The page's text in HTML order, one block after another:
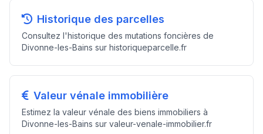
Historique des parcelles
Consultez l'historique des mutations foncières de
Divonne-les-Bains sur historiqueparcelle.fr
Valeur vénale immobilière
Estimez la valeur vénale des biens immobiliers à
Divonne-les-Bains sur valeur-venale-immobilier.fr